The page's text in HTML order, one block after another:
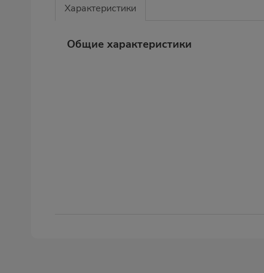
Характеристики
Общие характеристики